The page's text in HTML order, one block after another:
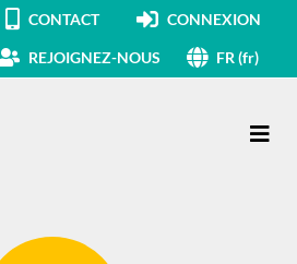
CONTACT CONNEXION
REJOIGNEZ-NOUS FR (fr)